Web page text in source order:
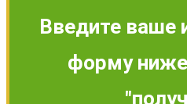
Введите ваше
форму